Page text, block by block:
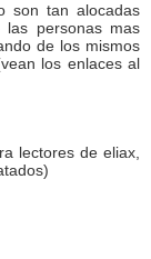
son tan alocadas
personas mas
de los mismos
los enlaces al
lectores de eliax,